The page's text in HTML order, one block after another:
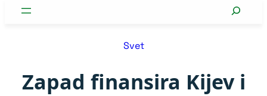
Search
Svet
Zapad finansira Kijev i